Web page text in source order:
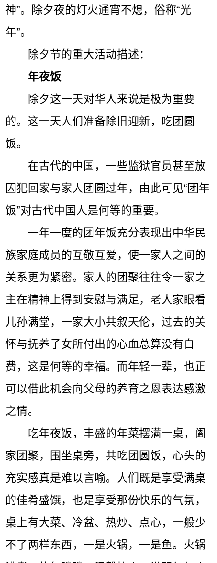
神”。除夕夜的灯火通宵不熄，俗称“光
年”。
除夕节的重大活动描述：
年夜饭
除夕这一天对华人来说是极为重要
的。这一天人们准备除旧迎新，吃团圆
饭。
在古代的中国，一些监狱官员甚至放
囚犯回家与家人团圆过年，由此可见“团年
饭”对古代中国人是何等的重要。
一年一度的团年饭充分表现出中华民
族家庭成员的互敬互爱，使一家人之间的
关系更为紧密。家人的团聚往往令一家之
主在精神上得到安慰与满足，老人家眼看
儿孙满堂，一家大小共叙天伦，过去的关
怀与抚养子女所付出的心血总算没有白
费，这是何等的幸福。而年轻一辈，也正
可以借此机会向父母的养育之恩表达感激
之情。
吃年夜饭，丰盛的年菜摆满一桌，阖
家团聚，围坐桌旁，共吃团圆饭，心头的
充实感真是难以言喻。人们既是享受满桌
的佳肴盛馔，也是享受那份快乐的气氛，
桌上有大菜、冷盆、热炒、点心，一般少
不了两样东西，一是火锅，一是鱼。火锅